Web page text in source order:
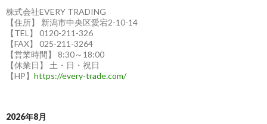
株式会社EVERY TRADING
【住所】 新潟市中央区愛宕2-10-14
【TEL】 0120-211-326
【FAX】 025-211-3264
【営業時間】 8:30～18:00
【休業日】 土・日・祝日
【HP】 https://every-trade.com/
2026年8月